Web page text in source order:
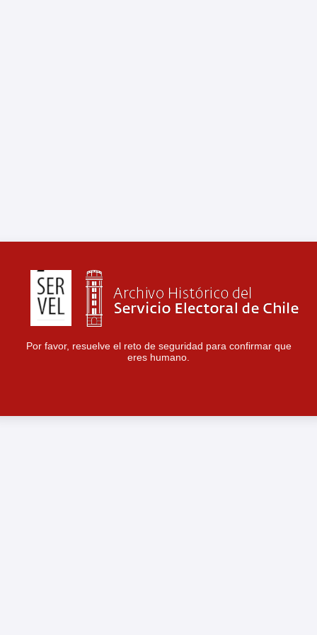
Por favor, resuelve el reto de seguridad para confirmar que
eres humano.